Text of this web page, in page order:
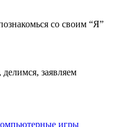
со своим “Я”
заявляем
игры